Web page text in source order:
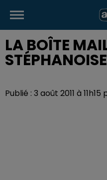
LA BOÎTE
Publié : 3 août 2011 à